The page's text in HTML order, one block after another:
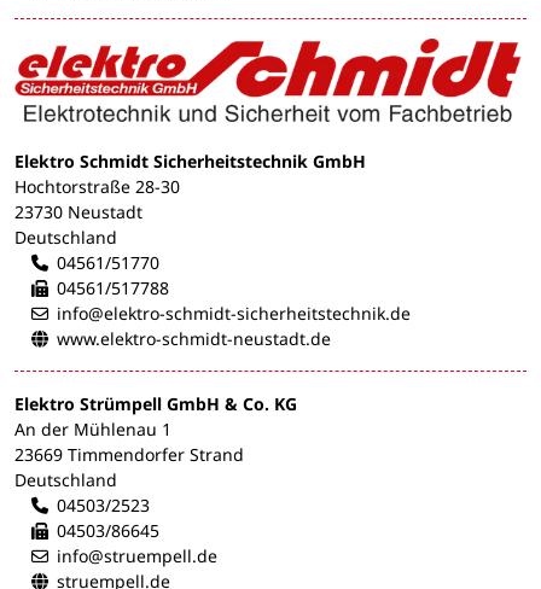
Elektro Schmidt Sicherheitstechnik GmbH
Hochtorstraße 28-30
23730 Neustadt
Deutschland
04561/51770
04561/517788
info@elektro-schmidt-sicherheitstechnik.de
www.elektro-schmidt-neustadt.de
Elektro Strümpell GmbH & Co. KG
An der Mühlenau 1
23669 Timmendorfer Strand
Deutschland
04503/2523
04503/86645
info@struempell.de
struempell.de